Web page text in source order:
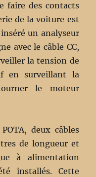
faire des contacts
de la voiture est
un analyseur
avec le câble CC,
la tension de
en surveillant la
le moteur
deux câbles
de longueur et
à alimentation
installés. Cette